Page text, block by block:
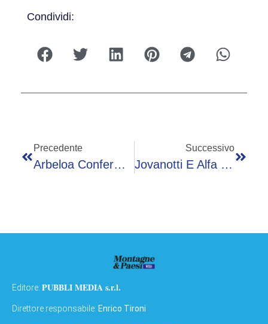
Condividi:
Precedente
Arbeloa Conferma L’addio Al Real Madrid: “Tornare Con Mourinho? Lo Escludo”
Successivo
Jovanotti E Alfa Insieme Per Il Singolo Dell’estate, Arriva Oggi Buon Vento
Editore: PUBBLI MEDIA s.r.l.
Direttore responsabile: Enrico Tironi